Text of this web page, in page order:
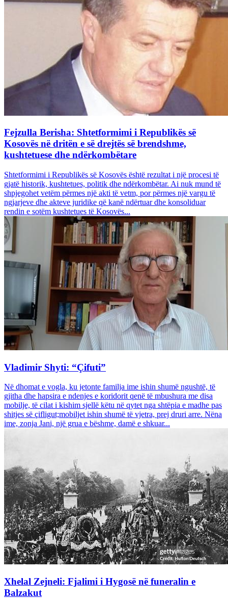
Fejzulla Berisha: Shtetformimi i Republikës së
Kosovës në dritën e së drejtës së brendshme,
kushtetuese dhe ndërkombëtare
Shtetformimi i Republikës së Kosovës është rezultat i një procesi të
gjatë historik, kushtetues, politik dhe ndërkombëtar. Ai nuk mund të
shpjegohet vetëm përmes një akti të vetm, por përmes një vargu të
ngjarjeve dhe akteve juridike që kanë ndërtuar dhe konsoliduar
rendin e sotëm kushtetues të Kosovës...
Vladimir Shyti: “Çifuti”
Në dhomat e vogla, ku jetonte familja ime ishin shumë ngushtë, të
gjitha dhe hapsira e ndenjes e koridorit qenë të mbushura me disa
mobilje, të cilat i kishim sjellë këtu në qytet nga shtëpia e madhe pas
shitjes së çifligut;mobiljet ishin shumë të vjetra, prej druri arre. Nëna
ime, zonja Jani, një grua e bëshme, damë e shkuar...
Xhelal Zejneli: Fjalimi i Hygosë në funeralin e
Balzakut